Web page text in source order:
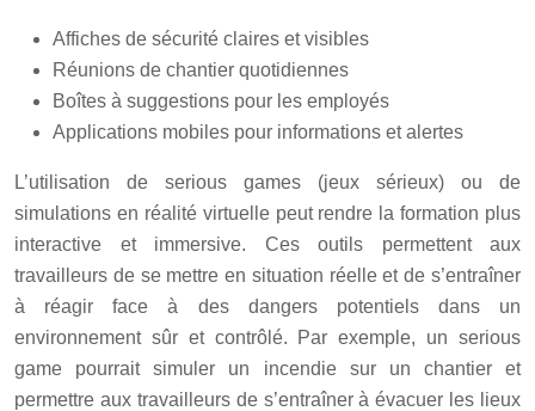
Affiches de sécurité claires et visibles
Réunions de chantier quotidiennes
Boîtes à suggestions pour les employés
Applications mobiles pour informations et alertes
L’utilisation de serious games (jeux sérieux) ou de
simulations en réalité virtuelle peut rendre la formation plus
interactive et immersive. Ces outils permettent aux
travailleurs de se mettre en situation réelle et de s’entraîner
à réagir face à des dangers potentiels dans un
environnement sûr et contrôlé. Par exemple, un serious
game pourrait simuler un incendie sur un chantier et
permettre aux travailleurs de s’entraîner à évacuer les lieux